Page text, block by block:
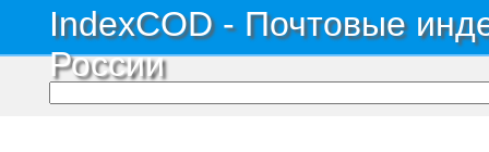
IndexCOD - Почтовые
России